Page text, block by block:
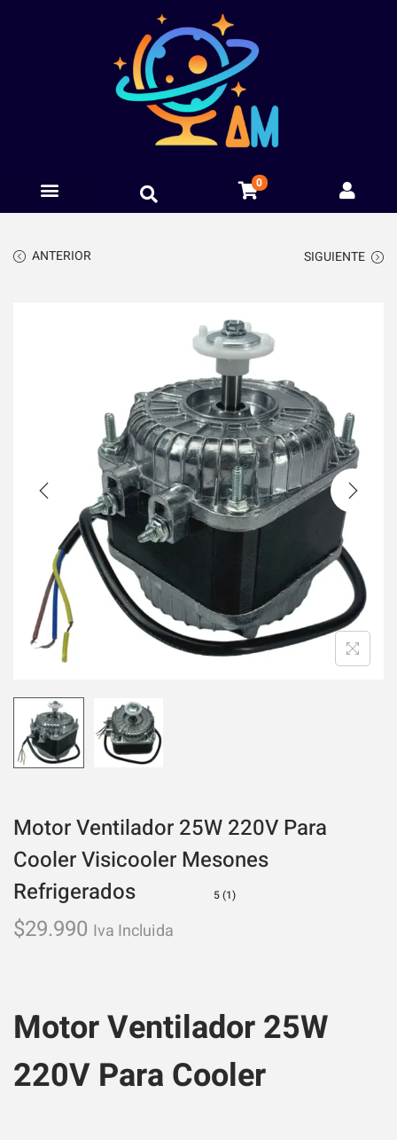
0
ANTERIOR SIGUIENTE
Motor Ventilador 25W 220V Para
Cooler Visicooler Mesones
Refrigerados
5 (1)
$29.990 Iva Incluida
Motor Ventilador 25W
220V Para Cooler